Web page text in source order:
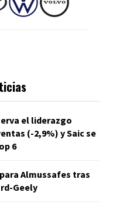
el liderazgo
(-2,9%) y Saic se
6
Almussafes tras
Geely